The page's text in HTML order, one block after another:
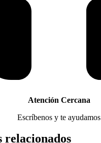
Atención Cercana
Escríbenos y te ayudamos
relacionados